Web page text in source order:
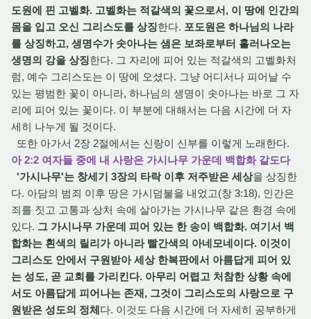
도원에 핀 고벨화. 고벨화는 적갈색의 꽃으로서, 이 땅에 인간의
몸을 입고 오신 그리스도를 상징한다. 포도원은 하나님의 나라
를 상징하고, 생명수가 솟아나는 샘은 보좌로부터 흘러나오는
생명의 강을 상징한다. 그 자리에 피어 있는 적갈색의 고벨화처
럼, 예수 그리스도는 이 땅에 오셨다. 그냥 어디서나 피어날 수
있는 평범한 꽃이 아니라, 하나님의 생명이 솟아나는 바로 그 자
리에 피어 있는 꽃이다. 이 부분에 대해서는 다음 시간에 더 자
세히 나누게 될 것이다.
또한 아가서 2장 2절에서는 신랑이 신부를 이렇게 노래한다.
아 2:2 여자들 중에 내 사랑은 가시나무 가운데 백합화 같도다
'가시나무'는 창세기 3장의 타락 이후 저주받은 세상을 상징한
다. 아담의 범죄 이후 땅은 가시덤불을 내었고(창 3:18), 인간은
죄를 짓고 고통과 상처 속에 살아가는 가시나무 같은 환경 속에
있다. 그 가시나무 가운데 피어 있는 한 송이 백합화. 여기서 백
합화는 흰색의 릴리가 아니라 빨간색의 아네모네이다. 이것이
그리스도 안에서 구원받아 세상 한복판에서 아름답게 피어 있
는 성도, 곧 교회를 가리킨다. 아무리 어렵고 처참한 상황 속에
서도 아름답게 피어나는 존재, 그것이 그리스도의 사랑으로 구
원받은 성도의 정체다. 이것도 다음 시간에 더 자세히 공부하게